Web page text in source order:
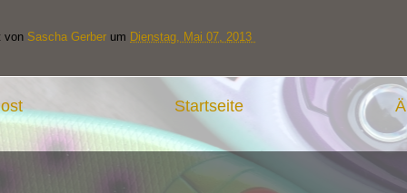
von Sascha Gerber um Dienstag, Mai 07, 2013
Startseite